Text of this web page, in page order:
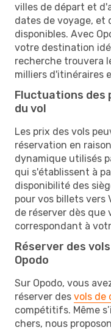
villes de départ et
dates de voyage, et
disponibles. Avec
votre destination
recherche trouvera
milliers d'itinéraires
Fluctuations des
du vol
Les prix des vols
réservation en
dynamique utilisés
qui s'établissent à
disponibilité des
pour vos billets vers
de réserver dès
correspondant à
Réserver des
Opodo
Sur Opodo, vous
réserver des vols de
compétitifs. Même
chers, nous